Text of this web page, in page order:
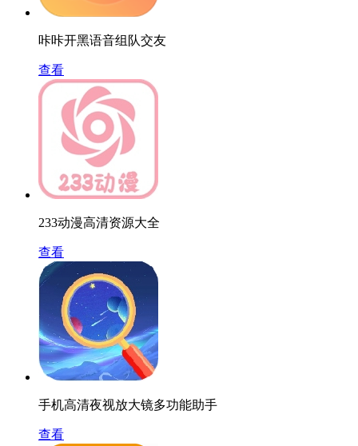
咔咔开黑语音组队交友
查看
233动漫高清资源大全
查看
手机高清夜视放大镜多功能助手
查看